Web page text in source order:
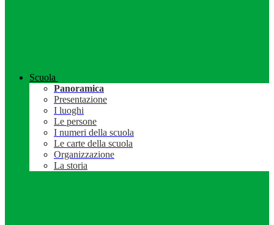
Scuola
Panoramica
Presentazione
I luoghi
Le persone
I numeri della scuola
Le carte della scuola
Organizzazione
La storia